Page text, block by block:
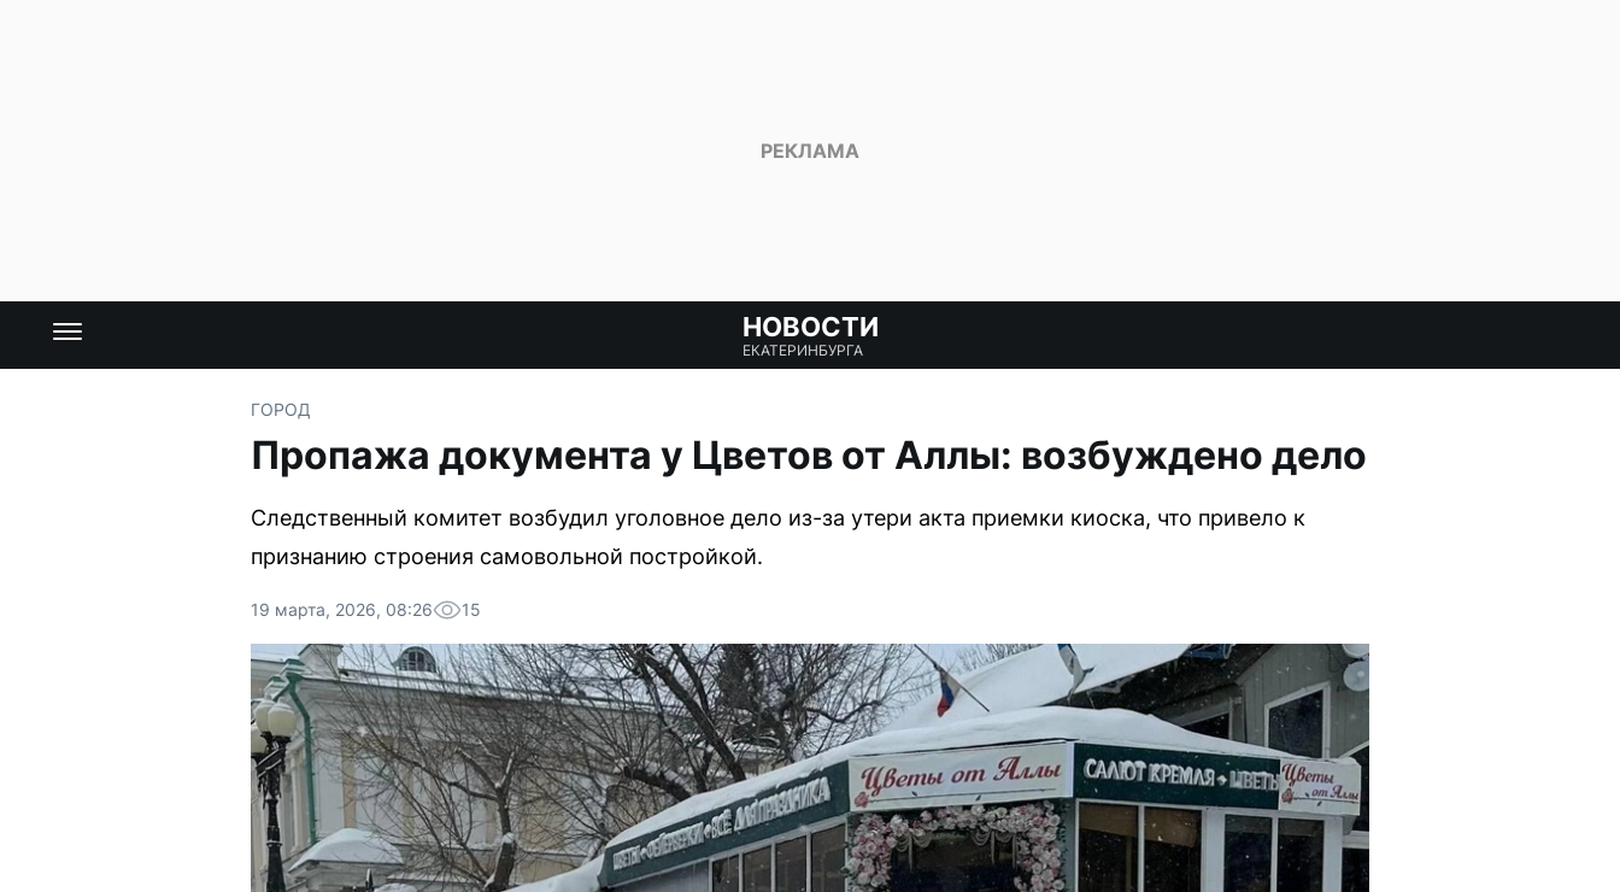
НОВОСТИ
ЕКАТЕРИНБУРГА
ГОРОД
Пропажа документа у Цветов от Аллы: возбуждено дело
Следственный комитет возбудил уголовное дело из-за утери акта приемки киоска, что привело к
признанию строения самовольной постройкой.
19 марта, 2026, 08:26 15